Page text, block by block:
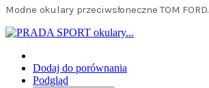
Modne okulary przeciwsłoneczne TOM FORD.
Dodaj do porównania
Podgląd